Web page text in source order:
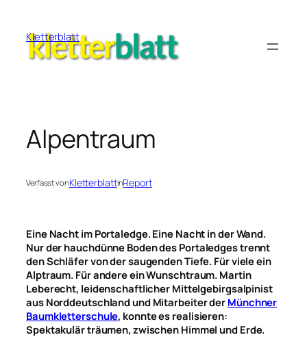
Inhalt
springen
Kletterblatt
Alpentraum
Verfasst vonKletterblattinReport
Eine Nacht im Portaledge. Eine Nacht in der Wand.
Nur der hauchdünne Boden des Portaledges trennt
den Schläfer von der saugenden Tiefe. Für viele ein
Alptraum. Für andere ein Wunschtraum. Martin
Leberecht, leidenschaftlicher Mittelgebirgsalpinist
aus Norddeutschland und Mitarbeiter der Münchner
Baumkletterschule, konnte es realisieren:
Spektakulär träumen, zwischen Himmel und Erde.